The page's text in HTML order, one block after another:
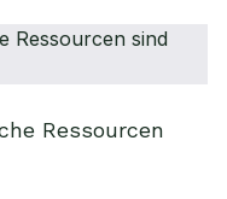
Ressourcen